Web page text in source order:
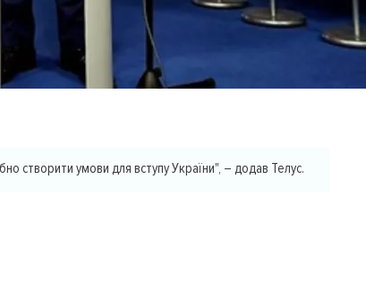
створити умови для вступу України", – додав Телус.